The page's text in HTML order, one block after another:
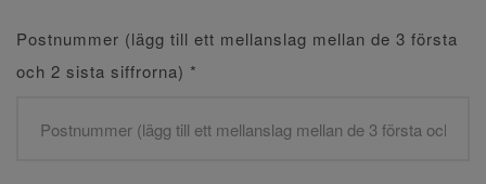
Postnummer (lägg till ett mellanslag mellan de 3 första
och 2 sista siffrorna) *